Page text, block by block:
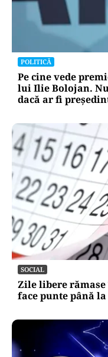
POLITICĂ
Pe cine vede
lui Ilie Bolojan.
dacă ar fi
SOCIAL
Zile libere rămase
face punte până